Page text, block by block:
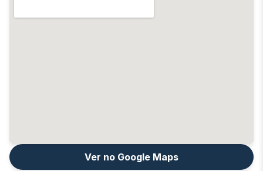
Ver no Google Maps